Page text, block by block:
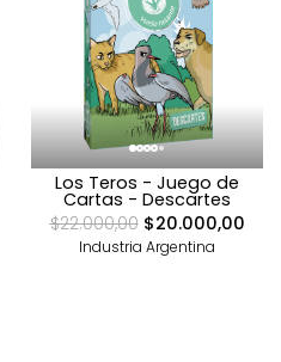
Los Teros - Juego de
Cartas - Descartes
$22.000,00$20.000,00
Industria Argentina